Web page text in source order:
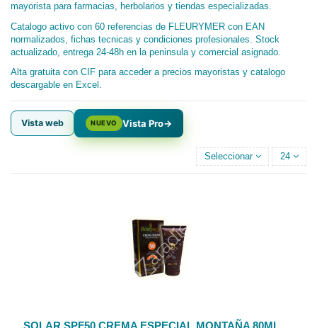
mayorista para farmacias, herbolarios y tiendas especializadas.
Catalogo activo con 60 referencias de FLEURYMER con EAN
normalizados, fichas tecnicas y condiciones profesionales. Stock
actualizado, entrega 24-48h en la peninsula y comercial asignado.
Alta gratuita con CIF para acceder a precios mayoristas y catalogo
descargable en Excel.
Vista web NUEVO Vista Pro→
Seleccionar 24